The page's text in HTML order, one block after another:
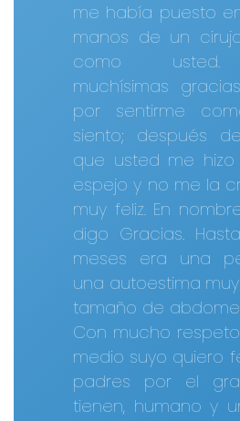
me había puesto
manos de un
como usted.
muchísimas
por sentirme
siento; después
que usted me
espejo y no me la
muy feliz. En
digo Gracias.
meses era una
una autoestima
tamaño de
Con mucho
medio suyo quiero
padres por el
tienen, humano y